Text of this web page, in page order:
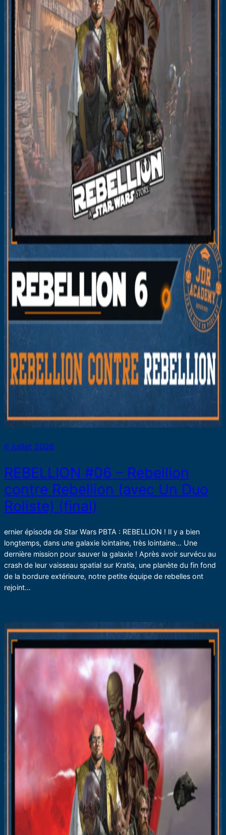
6 juillet 2026
REBELLION #06 – Rebellion
contre Rebellion (avec Un Duo
Roliste) (final)
ernier épisode de Star Wars PBTA : REBELLION ! Il y a bien
longtemps, dans une galaxie lointaine, très lointaine… Une
dernière mission pour sauver la galaxie ! Après avoir survécu au
crash de leur vaisseau spatial sur Kratia, une planète du fin fond
de la bordure extérieure, notre petite équipe de rebelles ont
rejoint…